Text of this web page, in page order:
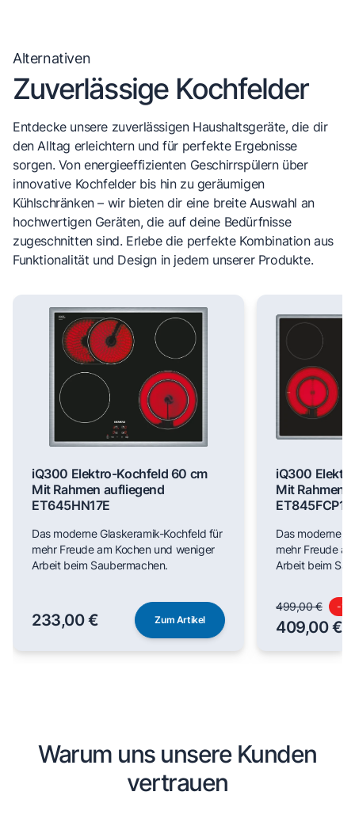
Alternativen
Zuverlässige Kochfelder
Entdecke unsere zuverlässigen Haushaltsgeräte, die dir
den Alltag erleichtern und für perfekte Ergebnisse
sorgen. Von energieeffizienten Geschirrspülern über
innovative Kochfelder bis hin zu geräumigen
Kühlschränken – wir bieten dir eine breite Auswahl an
hochwertigen Geräten, die auf deine Bedürfnisse
zugeschnitten sind. Erlebe die perfekte Kombination aus
Funktionalität und Design in jedem unserer Produkte.
iQ300 Elektro-Kochfeld 60 cm
Mit Rahmen aufliegend
ET645HN17E
Das moderne Glaskeramik-Kochfeld für
mehr Freude am Kochen und weniger
Arbeit beim Saubermachen.
233,00 € Zum Artikel
iQ300
Mit Rahmen
ET845FCP1D
Das moderne
mehr Freude
Arbeit beim
499,00 € -18
409,00 €
Warum uns unsere Kunden
vertrauen